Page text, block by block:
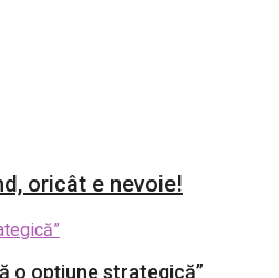
oricât e nevoie!
o opțiune strategică”